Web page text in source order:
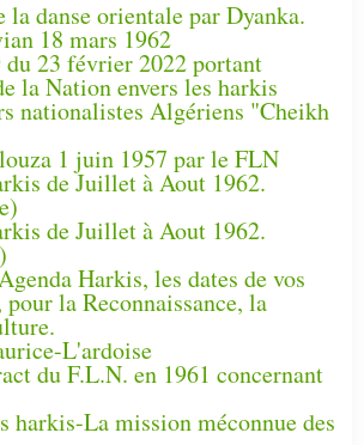
danse orientale par Dyanka.
18 mars 1962
23 février 2022 portant
la Nation envers les harkis
nationalistes Algériens "Cheikh
1 juin 1957 par le FLN
de Juillet à Aout 1962.
de Juillet à Aout 1962.
Harkis, les dates de vos
la Reconnaissance, la
L'ardoise
du F.L.N. en 1961 concernant
harkis-La mission méconnue des